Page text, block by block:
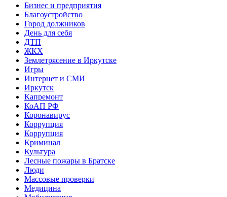
Бизнес и предприятия
Благоустройство
Город должников
День для себя
ДТП
ЖКХ
Землетрясение в Иркутске
Игры
Интернет и СМИ
Иркутск
Капремонт
КоАП РФ
Коронавирус
Коррупция
Коррупция
Криминал
Культура
Лесные пожары в Братске
Люди
Массовые проверки
Медицина